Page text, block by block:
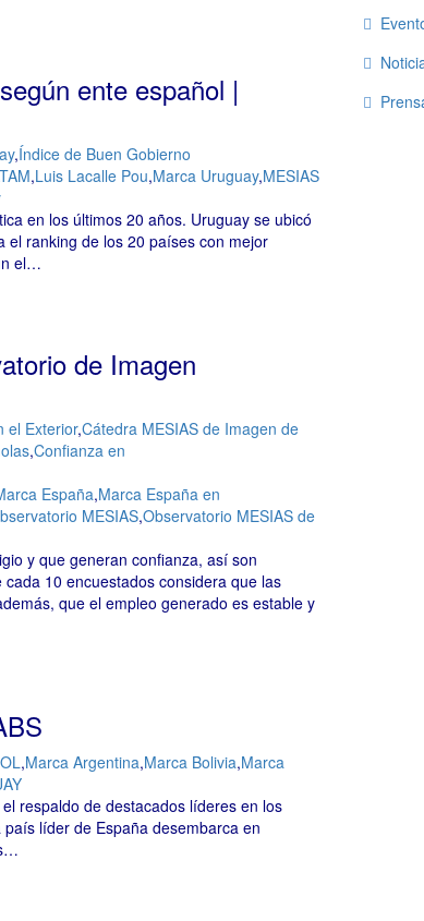
ente español |
,Índice de Buen Gobierno
,Luis Lacalle Pou,Marca Uruguay,MESIAS
en los últimos 20 años. Uruguay se ubicó
el ranking de los 20 países con mejor
el…
de Imagen
el Exterior,Cátedra MESIAS de Imagen de
,Confianza en
España,Marca España en
MESIAS,Observatorio MESIAS de
y que generan confianza, así son
10 encuestados considera que las
que el empleo generado es estable y
,Marca Argentina,Marca Bolivia,Marca
respaldo de destacados líderes en los
líder de España desembarca en